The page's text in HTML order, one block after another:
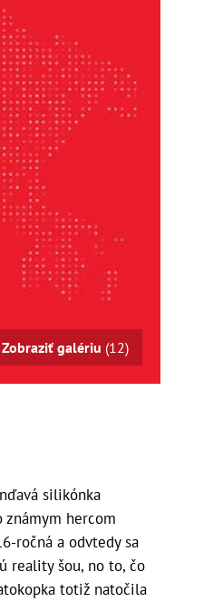
Zobraziť galériu (12)
silikónka
známym hercom
ročná a odvtedy sa
reality šou, no to, čo
totiž natočila